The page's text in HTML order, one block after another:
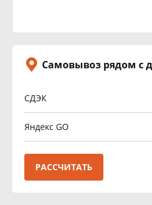
Самовывоз рядом с
СДЭК
Яндекс GO
РАССЧИТАТЬ